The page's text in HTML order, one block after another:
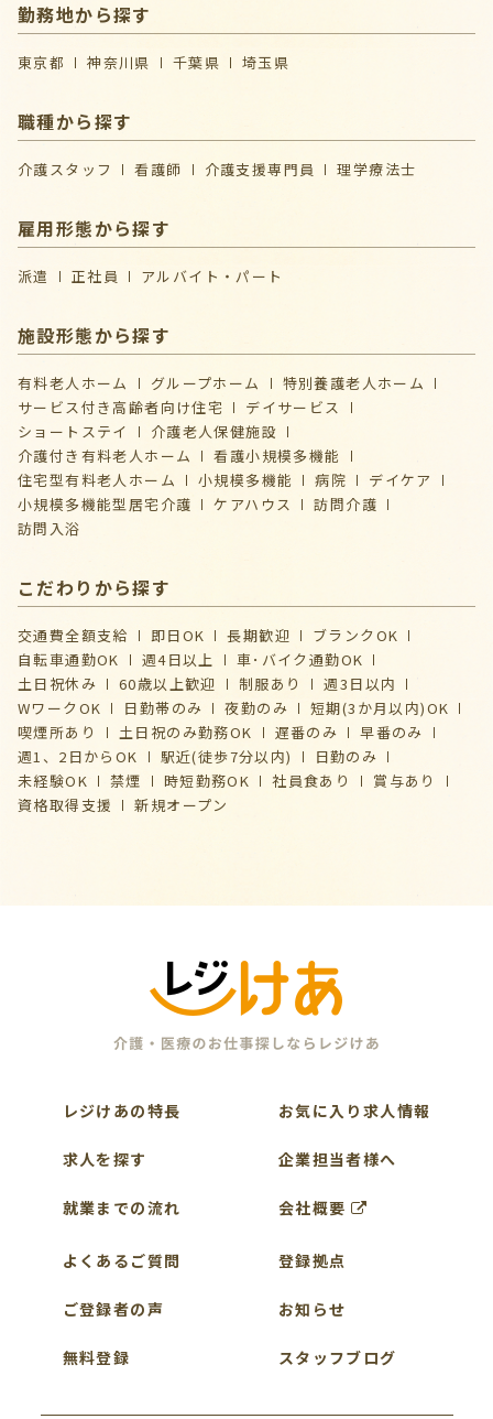
勤務地から探す
東京都 神奈川県 千葉県 埼玉県
職種から探す
介護スタッフ 看護師 介護支援専門員 理学療法士
雇用形態から探す
派遣 正社員 アルバイト・パート
施設形態から探す
有料老人ホーム グループホーム
特別養護老人ホーム
サービス付き高齢者向け住宅
デイサービス
ショートステイ
介護⽼⼈保健施設
介護付き有料老人ホーム
看護小規模多機能
住宅型有料老人ホーム
小規模多機能 病院
デイケア
⼩規模多機能型居宅介護
ケアハウス
訪問介護
訪問入浴
こだわりから探す
交通費全額支給 即日OK 長期歓迎
ブランクOK
自転車通勤OK
週4日以上
車･バイク通勤OK
土日祝休み
60歳以上歓迎 制服あり
週3日以内
WワークOK
日勤帯のみ 夜勤のみ
短期(3か月以内)OK
喫煙所あり
土日祝のみ勤務OK 遅番のみ
早番のみ
週1、2日からOK
駅近(徒歩7分以内)
日勤のみ
未経験OK
禁煙 時短勤務OK 社員食あり
賞与あり
資格取得支援
新規オープン
レジけあの特長
求人を探す
就業までの流れ
よくあるご質問
ご登録者の声
無料登録
お気に入り求人情報
企業担当者様へ
会社概要
登録拠点
お知らせ
スタッフブログ